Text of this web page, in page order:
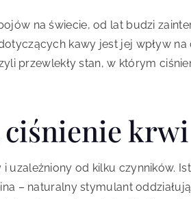
na świecie, od lat budzi
kawy jest jej wpływ na
przewlekły stan, w którym
ciśnienie krwi
uzależniony od kilku czynników.
– naturalny stymulant